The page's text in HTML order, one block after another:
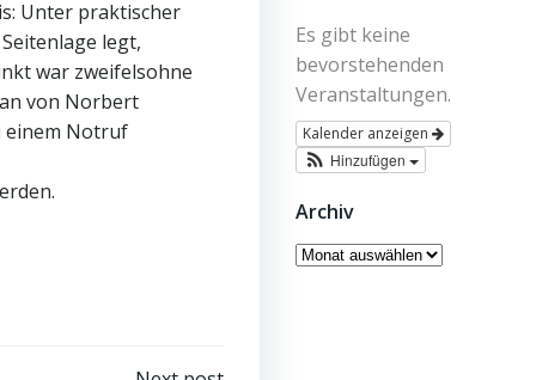
Unter praktischer
legt,
war zweifelsohne
von Norbert
einem Notruf
Es gibt keine
bevorstehenden
Veranstaltungen.
Kalender anzeigen
Hinzufügen
Archiv
Archiv